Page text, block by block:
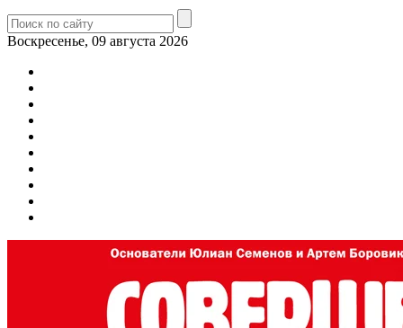
Воскресенье, 09 августа 2026